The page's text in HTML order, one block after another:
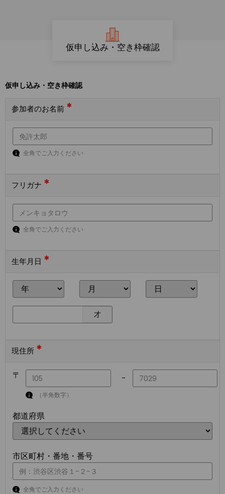
仮申し込み・空き枠確認
仮申し込み・空き枠確認
参加者のお名前 *
全角でご入力ください
フリガナ *
全角でご入力ください
生年月日 *
才
現住所 *
〒 -
（半角数字）
都道府県
市区町村・番地・番号
全角でご入力ください